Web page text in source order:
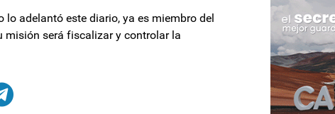
lo adelantó este diario, ya es miembro del
será fiscalizar y controlar la